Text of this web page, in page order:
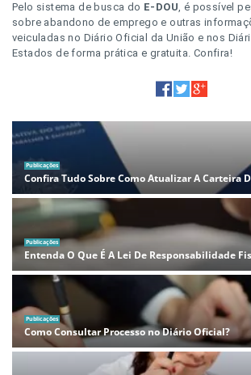
Pelo sistema de busca do E-DOU, é possível
sobre abandono de emprego e outras
veiculadas no Diário Oficial da União e nos
Estados de forma prática e gratuita. Confira!
Publicações
Confira Tudo Sobre Como Atualizar A Carteira
Publicações
Entenda O Que É A Lei De Responsabilidade
Publicações
Como Consultar Processo no Diário Oficial?